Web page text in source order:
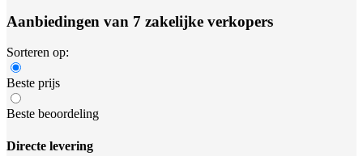
Aanbiedingen van 7 zakelijke verkopers
Sorteren op:
Beste prijs
Beste beoordeling
Directe levering